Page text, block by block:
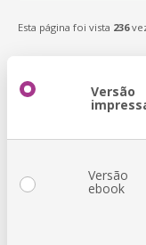
Esta página foi vista 236
Versão
Versão
ebook